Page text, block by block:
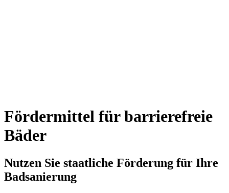
Fördermittel für barrierefreie
Bäder
Nutzen Sie staatliche Förderung für Ihre
Badsanierung